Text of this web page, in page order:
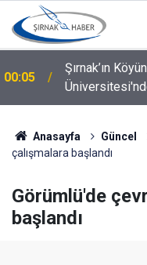
00:05
Şırnak’ın
00:04
Silopi İçin
Talepler
Anasayfa Güncel
çalışmalara başlandı
Görümlü'de
başlandı